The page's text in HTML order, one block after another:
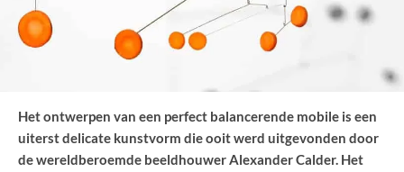
Het ontwerpen van een perfect balancerende mobile is een
uiterst delicate kunstvorm die ooit werd uitgevonden door
de wereldberoemde beeldhouwer Alexander Calder. Het